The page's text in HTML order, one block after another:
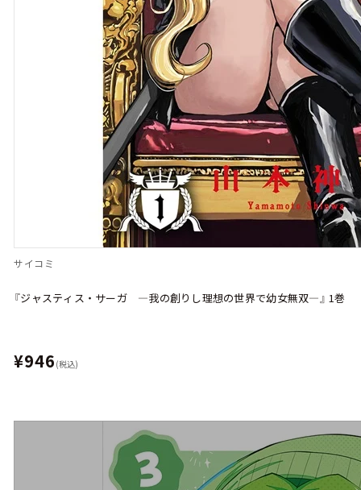
サイコミ
『ジャスティス・サーガ ―我の創りし理想の世界で幼女無双―』 1巻
¥946 (税込)